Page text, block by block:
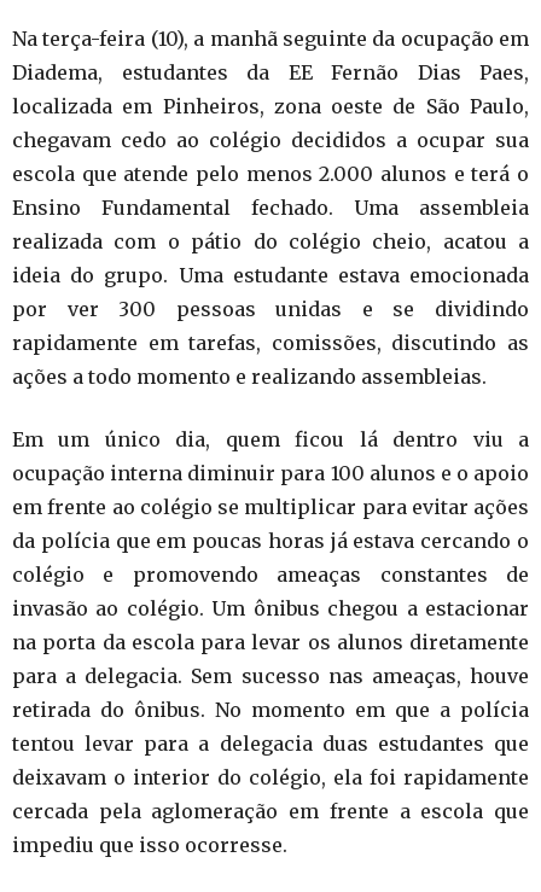
Na terça-feira (10), a manhã seguinte da ocupação em
Diadema, estudantes da EE Fernão Dias Paes,
localizada em Pinheiros, zona oeste de São Paulo,
chegavam cedo ao colégio decididos a ocupar sua
escola que atende pelo menos 2.000 alunos e terá o
Ensino Fundamental fechado. Uma assembleia
realizada com o pátio do colégio cheio, acatou a
ideia do grupo. Uma estudante estava emocionada
por ver 300 pessoas unidas e se dividindo
rapidamente em tarefas, comissões, discutindo as
ações a todo momento e realizando assembleias.
Em um único dia, quem ficou lá dentro viu a
ocupação interna diminuir para 100 alunos e o apoio
em frente ao colégio se multiplicar para evitar ações
da polícia que em poucas horas já estava cercando o
colégio e promovendo ameaças constantes de
invasão ao colégio. Um ônibus chegou a estacionar
na porta da escola para levar os alunos diretamente
para a delegacia. Sem sucesso nas ameaças, houve
retirada do ônibus. No momento em que a polícia
tentou levar para a delegacia duas estudantes que
deixavam o interior do colégio, ela foi rapidamente
cercada pela aglomeração em frente a escola que
impediu que isso ocorresse.